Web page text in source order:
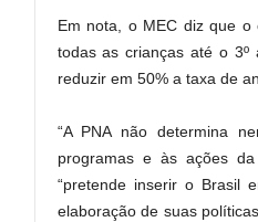
Em nota, o MEC diz que
todas as crianças até o
reduzir em 50% a taxa de
“A PNA não determina
programas e às ações
“pretende inserir o Brasil
elaboração de suas